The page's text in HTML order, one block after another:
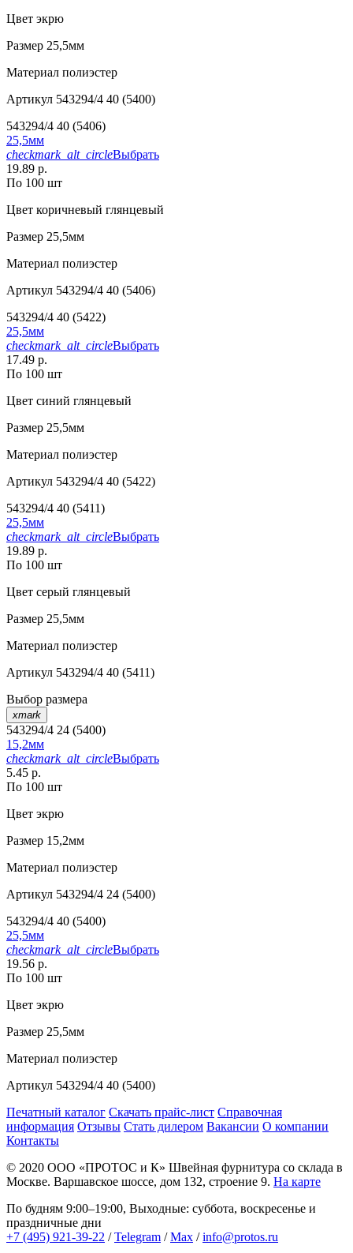
Цвет экрю
Размер 25,5мм
Материал полиэстер
Артикул 543294/4 40 (5400)
543294/4 40 (5406)
25,5мм
checkmark_alt_circleВыбрать
19.89 р.
По 100 шт
Цвет коричневый глянцевый
Размер 25,5мм
Материал полиэстер
Артикул 543294/4 40 (5406)
543294/4 40 (5422)
25,5мм
checkmark_alt_circleВыбрать
17.49 р.
По 100 шт
Цвет синий глянцевый
Размер 25,5мм
Материал полиэстер
Артикул 543294/4 40 (5422)
543294/4 40 (5411)
25,5мм
checkmark_alt_circleВыбрать
19.89 р.
По 100 шт
Цвет серый глянцевый
Размер 25,5мм
Материал полиэстер
Артикул 543294/4 40 (5411)
Выбор размера
xmark
543294/4 24 (5400)
15,2мм
checkmark_alt_circleВыбрать
5.45 р.
По 100 шт
Цвет экрю
Размер 15,2мм
Материал полиэстер
Артикул 543294/4 24 (5400)
543294/4 40 (5400)
25,5мм
checkmark_alt_circleВыбрать
19.56 р.
По 100 шт
Цвет экрю
Размер 25,5мм
Материал полиэстер
Артикул 543294/4 40 (5400)
Печатный каталог Скачать прайс-лист Справочная
информация Отзывы Стать дилером Вакансии О компании
Контакты
© 2020 ООО «ПРОТОС и К» Швейная фурнитура со склада в
Москве. Варшавское шоссе, дом 132, строение 9. На карте
По будням 9:00–19:00, Выходные: суббота, воскресенье и
праздничные дни
+7 (495) 921-39-22 /Telegram /Max /info@protos.ru